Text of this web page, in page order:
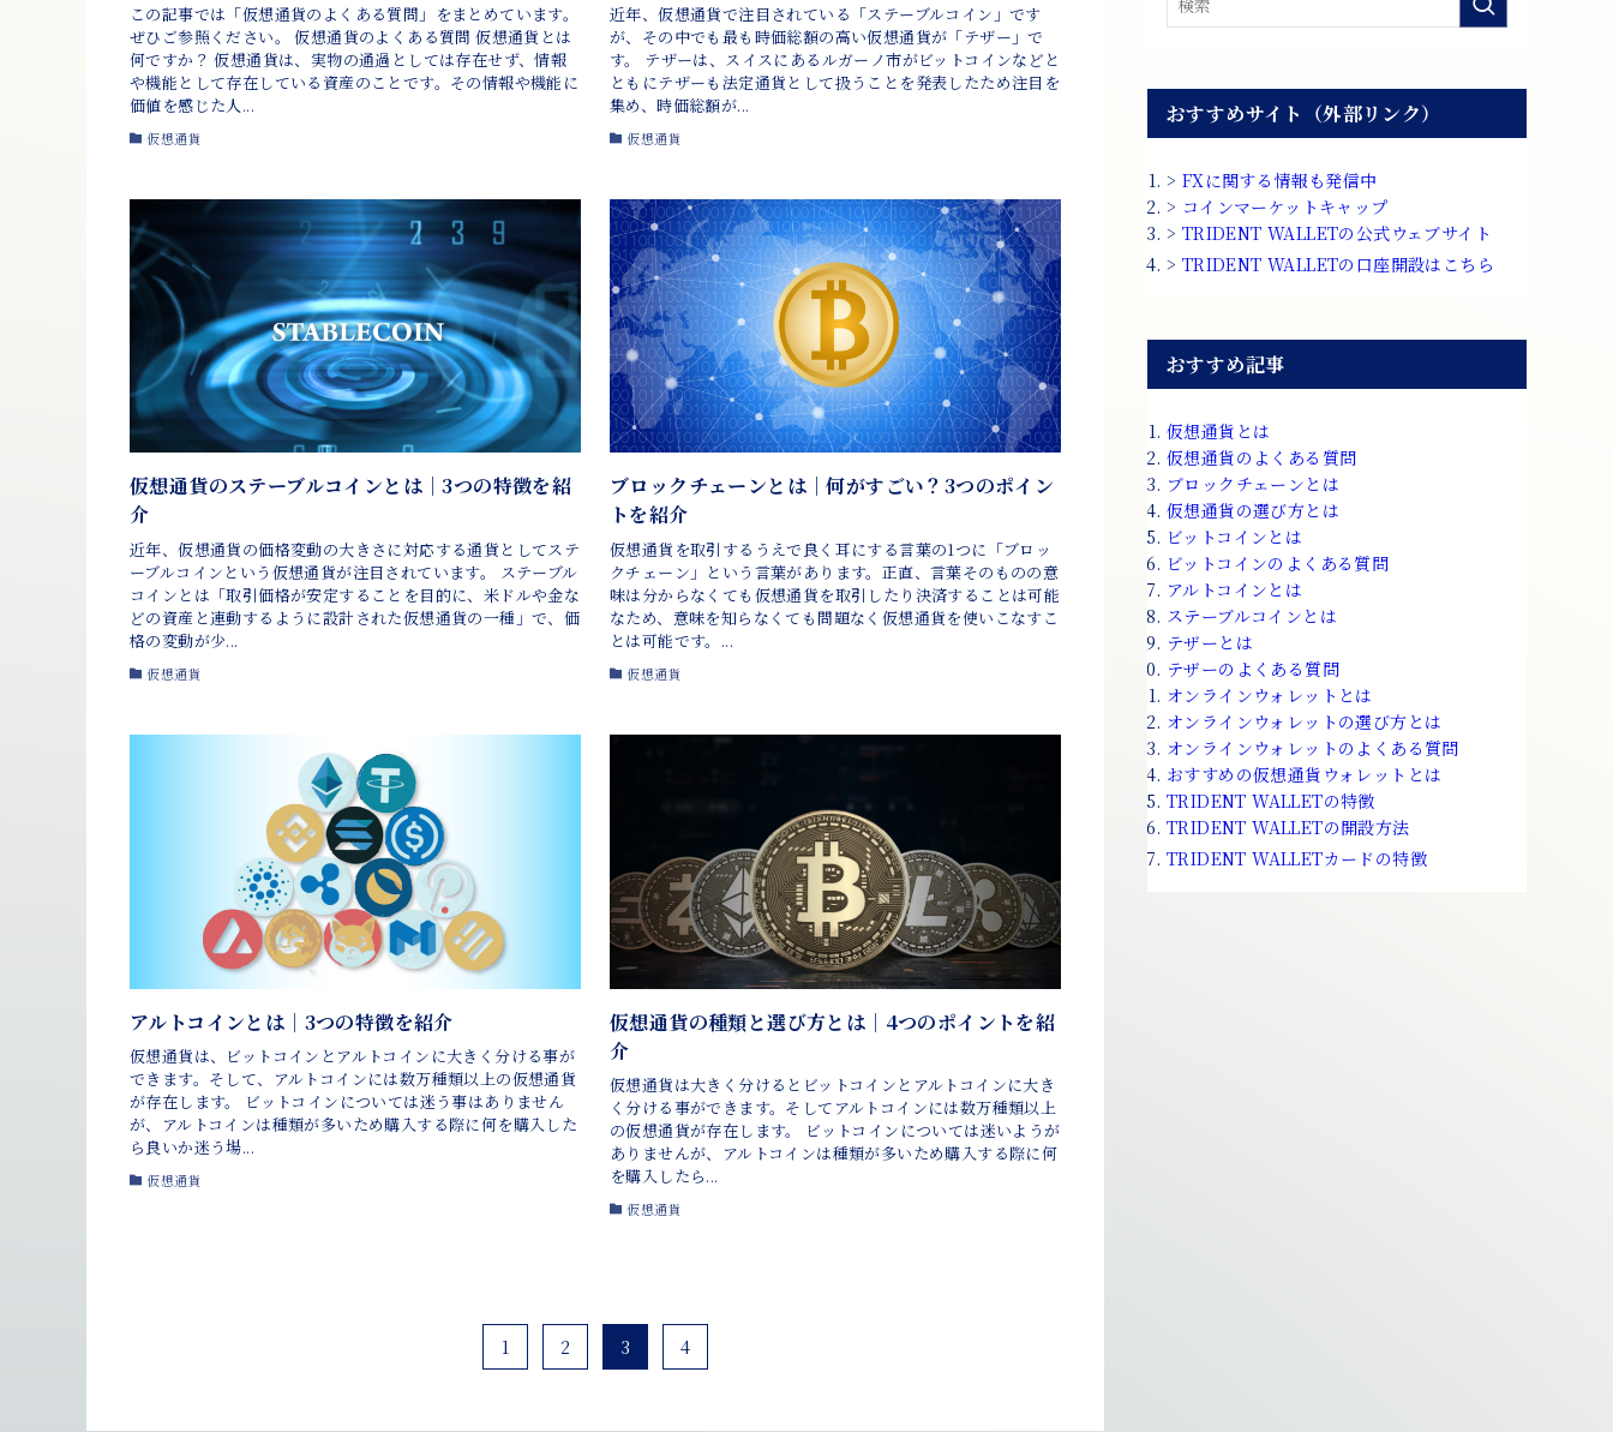
この記事では「仮想通貨のよくある質問」をまとめています。
ぜひご参照ください。 仮想通貨のよくある質問 仮想通貨とは
何ですか？ 仮想通貨は、実物の通過としては存在せず、情報
や機能として存在している資産のことです。その情報や機能に
価値を感じた人...
仮想通貨
近年、仮想通貨で注目されている「ステーブルコイン」です
が、その中でも最も時価総額の高い仮想通貨が「テザー」で
す。 テザーは、スイスにあるルガーノ市がビットコインなどと
ともにテザーも法定通貨として扱うことを発表したため注目を
集め、時価総額が...
仮想通貨
仮想通貨のステーブルコインとは｜3つの特徴を紹
介
近年、仮想通貨の価格変動の大きさに対応する通貨としてステ
ーブルコインという仮想通貨が注目されています。 ステーブル
コインとは「取引価格が安定することを目的に、米ドルや金な
どの資産と連動するように設計された仮想通貨の一種」で、価
格の変動が少...
仮想通貨
ブロックチェーンとは｜何がすごい？3つのポイン
トを紹介
仮想通貨を取引するうえで良く耳にする言葉の1つに「ブロッ
クチェーン」という言葉があります。正直、言葉そのものの意
味は分からなくても仮想通貨を取引したり決済することは可能
なため、意味を知らなくても問題なく仮想通貨を使いこなすこ
とは可能です。...
仮想通貨
アルトコインとは｜3つの特徴を紹介
仮想通貨は、ビットコインとアルトコインに大きく分ける事が
できます。そして、アルトコインには数万種類以上の仮想通貨
が存在します。 ビットコインについては迷う事はありません
が、アルトコインは種類が多いため購入する際に何を購入した
ら良いか迷う場...
仮想通貨
仮想通貨の種類と選び方とは｜4つのポイントを紹
介
仮想通貨は大きく分けるとビットコインとアルトコインに大き
く分ける事ができます。そしてアルトコインには数万種類以上
の仮想通貨が存在します。 ビットコインについては迷いようが
ありませんが、アルトコインは種類が多いため購入する際に何
を購入したら...
仮想通貨
1 2 3 4
おすすめサイト（外部リンク）
> FXに関する情報も発信中
> コインマーケットキャップ
> TRIDENT WALLETの公式ウェブサイト
> TRIDENT WALLETの口座開設はこちら
おすすめ記事
仮想通貨とは
仮想通貨のよくある質問
ブロックチェーンとは
仮想通貨の選び方とは
ビットコインとは
ビットコインのよくある質問
アルトコインとは
ステーブルコインとは
テザーとは
テザーのよくある質問
オンラインウォレットとは
オンラインウォレットの選び方とは
オンラインウォレットのよくある質問
おすすめの仮想通貨ウォレットとは
TRIDENT WALLETの特徴
TRIDENT WALLETの開設方法
TRIDENT WALLETカードの特徴